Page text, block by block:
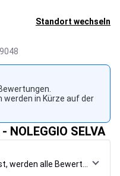
Standort wechseln
werden in Kürze auf der
SELVA